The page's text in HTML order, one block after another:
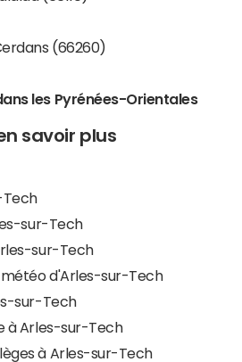
(66260)
les Pyrénées-Orientales
savoir plus
Tech
sur-Tech
sur-Tech
d'Arles-sur-Tech
sur-Tech
à Arles-sur-Tech
à Arles-sur-Tech